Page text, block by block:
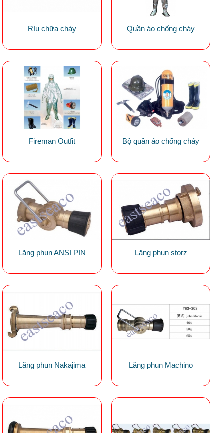
Rìu chữa cháy Quần áo chống cháy
Fireman Outfit Bộ quần áo chống cháy
Lăng phun ANSI PIN Lăng phun storz
Lăng phun Nakajima Lăng phun Machino